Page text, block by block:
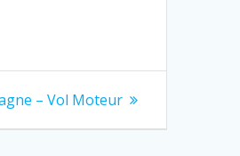
– Vol Moteur